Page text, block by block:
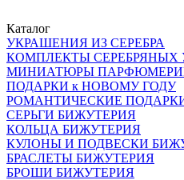
Каталог
УКРАШЕНИЯ ИЗ СЕРЕБРА
КОМПЛЕКТЫ СЕРЕБРЯНЫХ
МИНИАТЮРЫ
ПОДАРКИ к НОВОМУ ГОДУ
РОМАНТИЧЕСКИЕ
СЕРЬГИ БИЖУТЕРИЯ
КОЛЬЦА БИЖУТЕРИЯ
КУЛОНЫ И ПОДВЕСКИ
БРАСЛЕТЫ БИЖУТЕРИЯ
БРОШИ БИЖУТЕРИЯ